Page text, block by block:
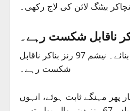
اس موقع پر کولن ڈی گرینڈ ہوم 64 رنز بناکر رن آؤٹ ہوگئے۔ یوں نیوزی لینڈ نے مقررہ اوورز میں 6 وکٹوں کے نقصان پر 237 رنز بنائے۔ نیشم 97 رنز بناکر ناقابل
شکست رہے۔
ایک بار پھر مہنگے ثابت ہوئے، انہوں